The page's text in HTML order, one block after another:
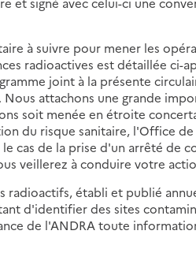
à suivre pour mener les
radioactives est détaillée ci-
joint à la présente
attachons une grande
soit menée en étroite
du risque sanitaire, l'Office
le cas de la prise d'un arrêté de
veillerez à conduire votre
radioactifs, établi et publié
d'identifier des sites
de l'ANDRA toute